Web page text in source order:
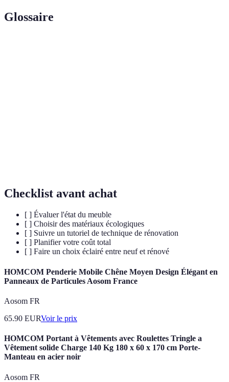
Glossaire
Checklist avant achat
[ ] Évaluer l'état du meuble
[ ] Choisir des matériaux écologiques
[ ] Suivre un tutoriel de technique de rénovation
[ ] Planifier votre coût total
[ ] Faire un choix éclairé entre neuf et rénové
HOMCOM Penderie Mobile Chêne Moyen Design Élégant en
Panneaux de Particules Aosom France
Aosom FR
65.90 EURVoir le prix
HOMCOM Portant à Vêtements avec Roulettes Tringle a
Vêtement solide Charge 140 Kg 180 x 60 x 170 cm Porte-
Manteau en acier noir
Aosom FR